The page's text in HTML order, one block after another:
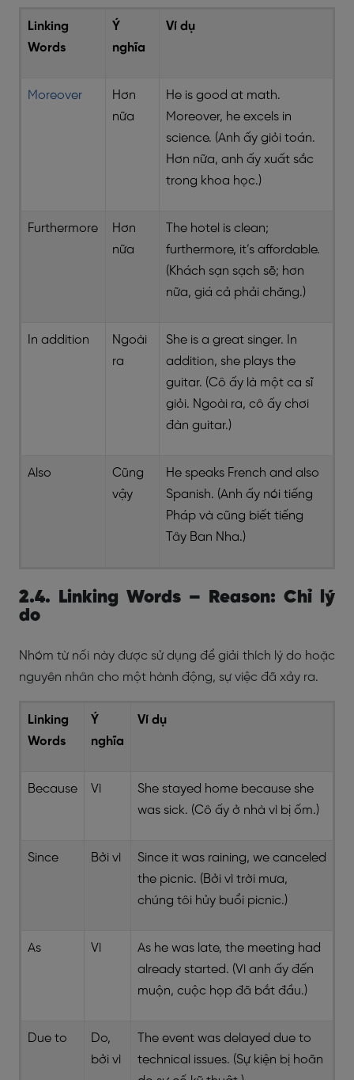
Linking
Words
Ý
nghĩa
Ví dụ
Moreover
Hơn
nữa
He is good at math.
Moreover, he excels in
science. (Anh ấy giỏi toán.
Hơn nữa, anh ấy xuất sắc
trong khoa học.)
Furthermore
Hơn
nữa
The hotel is clean;
furthermore, it’s affordable.
(Khách sạn sạch sẽ; hơn
nữa, giá cả phải chăng.)
In addition
Ngoài
ra
She is a great singer. In
addition, she plays the
guitar. (Cô ấy là một ca sĩ
giỏi. Ngoài ra, cô ấy chơi
đàn guitar.)
Also
Cũng
vậy
He speaks French and also
Spanish. (Anh ấy nói tiếng
Pháp và cũng biết tiếng
Tây Ban Nha.)
2.4. Linking Words – Reason: Chỉ lý
do
Nhóm từ nối này được sử dụng để giải thích lý do hoặc
nguyên nhân cho một hành động, sự việc đã xảy ra.
Linking
Words
Ý
nghĩa
Ví dụ
Because Vì
She stayed home because she
was sick. (Cô ấy ở nhà vì bị ốm.)
Since Bởi vì
Since it was raining, we canceled
the picnic. (Bởi vì trời mưa,
chúng tôi hủy buổi picnic.)
As Vì
As he was late, the meeting had
already started. (Vì anh ấy đến
muộn, cuộc họp đã bắt đầu.)
Due to
Do,
bởi vì
The event was delayed due to
technical issues. (Sự kiện bị hoãn